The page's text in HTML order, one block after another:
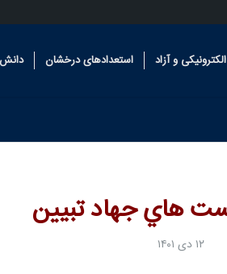
و آزاد استعدادهای درخشان
هاي جهاد تبيين
۱۲ دی ۱۴۰۱